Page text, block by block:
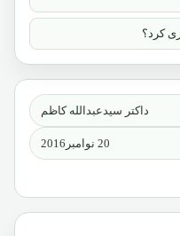
داکتر سیدعبدالله کاظم
20 نوامبر2016
کرد؟